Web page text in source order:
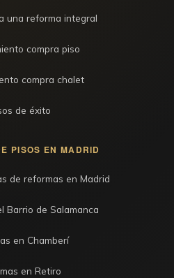
una reforma integral
compra piso
compra chalet
de éxito
PISOS EN MADRID
de reformas en Madrid
Barrio de Salamanca
en Chamberí
en Retiro